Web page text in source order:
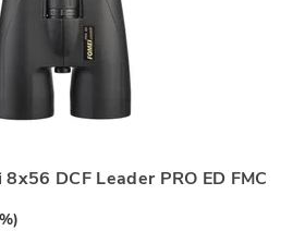
DCF Leader PRO ED FMC